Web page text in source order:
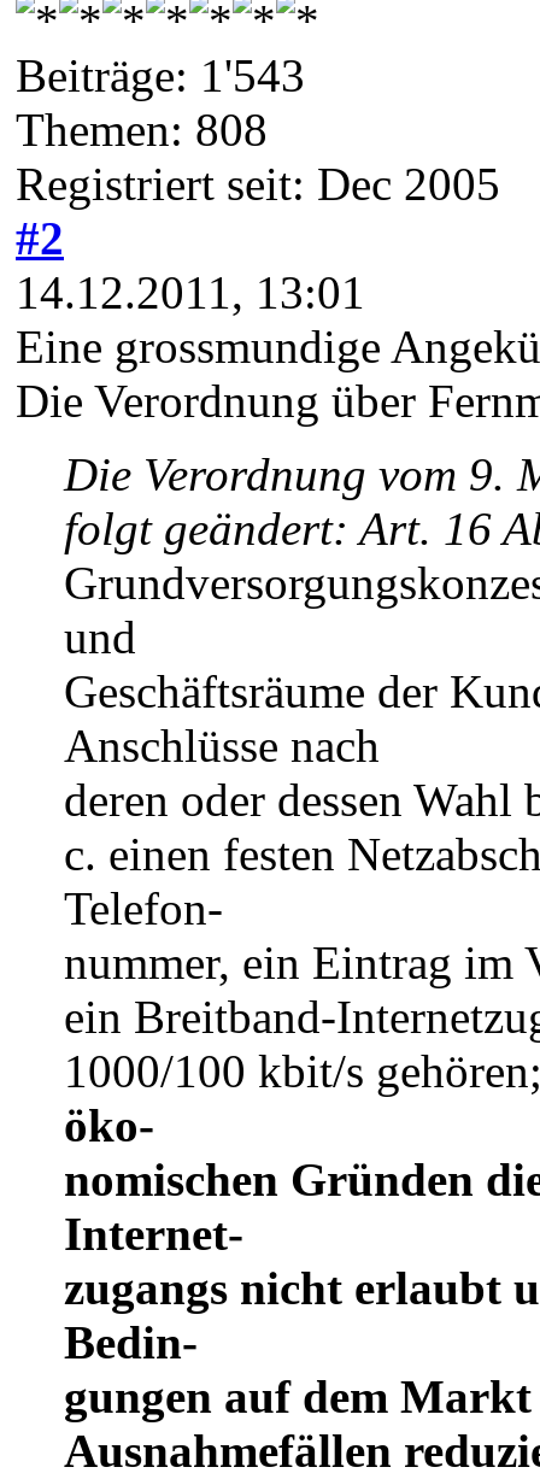
Beiträge: 1'543
Themen: 808
Registriert seit: Dec 2005
#2
14.12.2011, 13:01
Eine grossmundige
Die Verordnung über
Die Verordnung vom 9.
folgt geändert: Art. 16
und
Geschäftsräume der
Anschlüsse nach
deren oder dessen Wahl
c. einen festen
Telefon-
nummer, ein Eintrag im
ein Breitband-
1000/100 kbit/s
öko-
nomischen Gründen
Internet-
zugangs nicht erlaubt
Bedin-
gungen auf dem
Ausnahmefällen